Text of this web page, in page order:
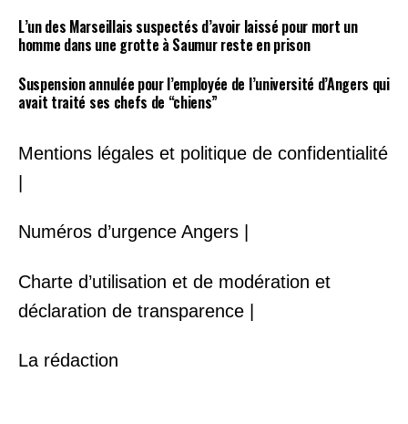
L’un des Marseillais suspectés d’avoir laissé pour mort un
homme dans une grotte à Saumur reste en prison
Suspension annulée pour l’employée de l’université d’Angers qui
avait traité ses chefs de “chiens”
Mentions légales et politique de confidentialité
|
Numéros d’urgence Angers |
Charte d’utilisation et de modération et
déclaration de transparence |
La rédaction